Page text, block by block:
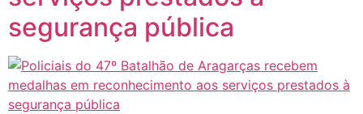
segurança pública